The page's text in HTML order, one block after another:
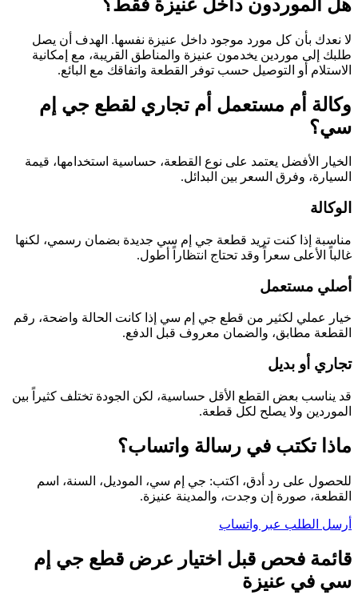
هل الموردون داخل عنيزة فقط؟
لا نعدك بأن كل مورد موجود داخل عنيزة نفسها. الهدف أن يصل
طلبك إلى موردين يخدمون عنيزة والمناطق القريبة، مع إمكانية
الاستلام أو التوصيل حسب توفر القطعة واتفاقك مع البائع.
وكالة أم مستعمل أم تجاري لقطع جي إم
سي؟
الخيار الأفضل يعتمد على نوع القطعة، حساسية استخدامها، قيمة
السيارة، وفرق السعر بين البدائل.
الوكالة
مناسبة إذا كنت تريد قطعة جي إم سي جديدة بضمان رسمي، لكنها
غالباً الأعلى سعراً وقد تحتاج انتظاراً أطول.
أصلي مستعمل
خيار عملي لكثير من قطع جي إم سي إذا كانت الحالة واضحة، رقم
القطعة مطابق، والضمان معروف قبل الدفع.
تجاري أو بديل
قد يناسب بعض القطع الأقل حساسية، لكن الجودة تختلف كثيراً بين
الموردين ولا يصلح لكل قطعة.
ماذا تكتب في رسالة واتساب؟
للحصول على رد أدق، اكتب: جي إم سي، الموديل، السنة، اسم
القطعة، صورة إن وجدت، والمدينة عنيزة.
أرسل الطلب عبر واتساب
قائمة فحص قبل اختيار عرض قطع جي إم
سي في عنيزة